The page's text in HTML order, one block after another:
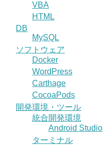
VBA
HTML
DB
MySQL
ソフトウェア
Docker
WordPress
Carthage
CocoaPods
開発環境・ツール
統合開発環境
Android Studio
ターミナル